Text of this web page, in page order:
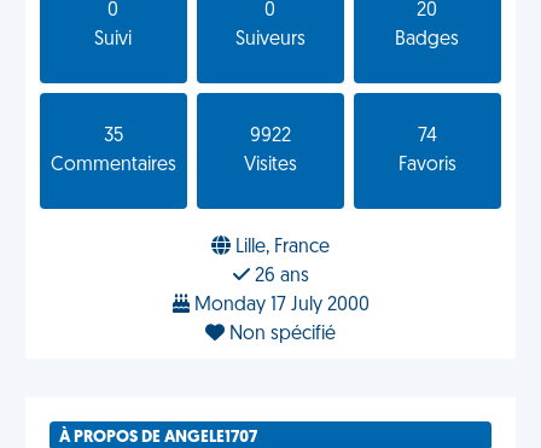
0
Suivi
0
Suiveurs
20
Badges
35
Commentaires
9922
Visites
74
Favoris
Lille, France
26 ans
Monday 17 July 2000
Non spécifié
À PROPOS DE ANGELE1707